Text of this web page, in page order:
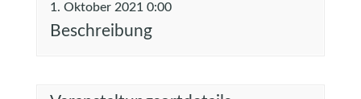
1. Oktober 2021 0:00
Beschreibung